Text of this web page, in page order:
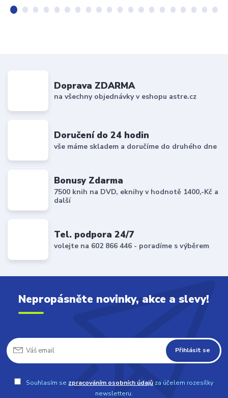
Doprava ZDARMA
na všechny objednávky v eshopu astre.cz
Doručení do 24 hodin
vše máme skladem a doručíme do druhého dne
Bonusy Zdarma
7500 knih na DVD, eknihy v hodnotě 1400,-Kč a
další
Tel. podpora 24/7
volejte na 602 866 446 - poradíme s výběrem
Nepropásněte novinky, akce a slevy!
Přihlásit se
Souhlasím se zpracováním osobních údajů za účelem rozesílky
newsletteru.